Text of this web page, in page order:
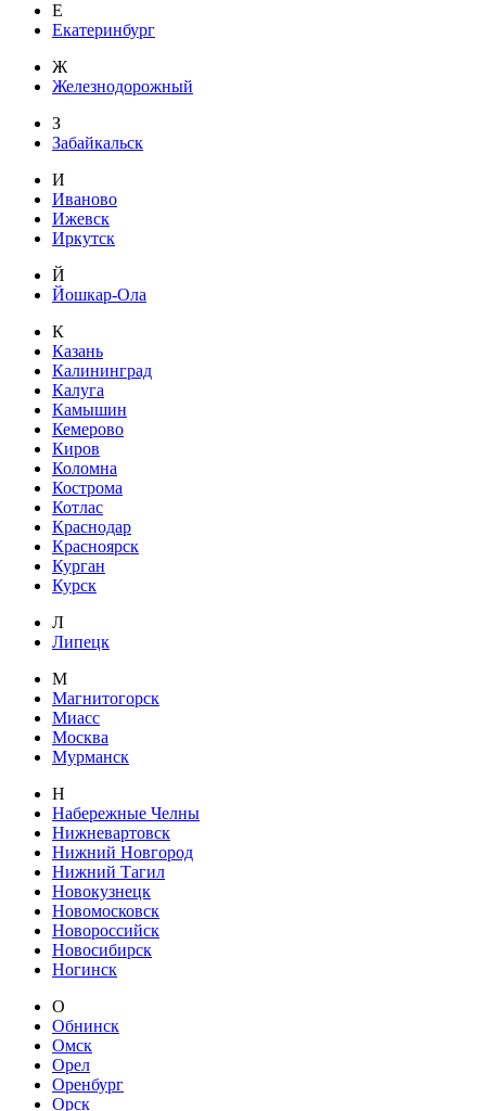
Е
Екатеринбург
Ж
Железнодорожный
З
Забайкальск
И
Иваново
Ижевск
Иркутск
Й
Йошкар-Ола
К
Казань
Калининград
Калуга
Камышин
Кемерово
Киров
Коломна
Кострома
Котлас
Краснодар
Красноярск
Курган
Курск
Л
Липецк
М
Магнитогорск
Миасс
Москва
Мурманск
Н
Набережные Челны
Нижневартовск
Нижний Новгород
Нижний Тагил
Новокузнецк
Новомосковск
Новороссийск
Новосибирск
Ногинск
О
Обнинск
Омск
Орел
Оренбург
Орск